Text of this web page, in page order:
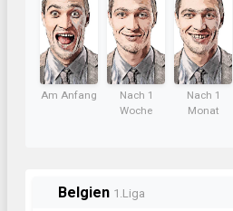
Am Anfang
Nach 1
Woche
Nach 1
Monat
Belgien 1.Liga